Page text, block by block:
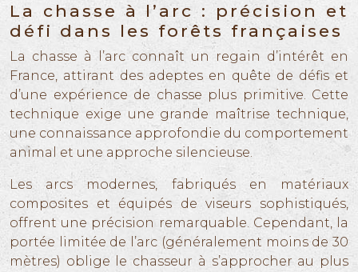
La chasse à l’arc : précision et
défi dans les forêts françaises
La chasse à l’arc connaît un regain d’intérêt en
France, attirant des adeptes en quête de défis et
d’une expérience de chasse plus primitive. Cette
technique exige une grande maîtrise technique,
une connaissance approfondie du comportement
animal et une approche silencieuse.
Les arcs modernes, fabriqués en matériaux
composites et équipés de viseurs sophistiqués,
offrent une précision remarquable. Cependant, la
portée limitée de l’arc (généralement moins de 30
mètres) oblige le chasseur à s’approcher au plus